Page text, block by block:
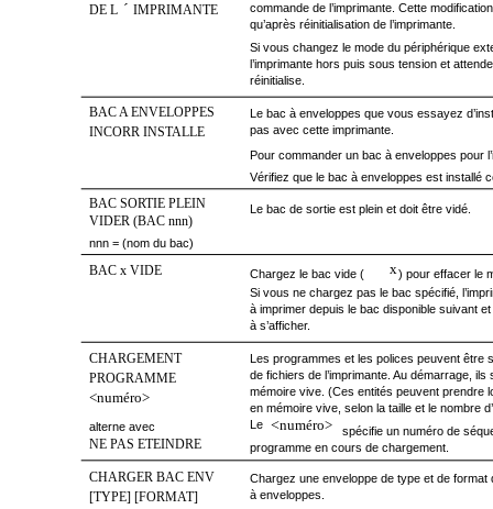
DE L ´ IMPRIMANTE
commande de l’imprimante. Cette
qu’après réinitialisation de l’imprimante.
Si vous changez le mode du périphérique
l’imprimante hors puis sous tension et
réinitialise.
BAC A ENVELOPPES
INCORR INSTALLE
Le bac à enveloppes que vous essayez
pas avec cette imprimante.
Pour commander un bac à enveloppes pour
Vérifiez que le bac à enveloppes est installé
BAC SORTIE PLEIN
VIDER (BAC nnn)
nnn = (nom du bac)
Le bac de sortie est plein et doit être vidé.
BAC x VIDE Chargez le bac vide ( x) pour effacer le
Si vous ne chargez pas le bac spécifié,
à imprimer depuis le bac disponible suivant
à s’afficher.
CHARGEMENT
PROGRAMME
<numéro>
alterne avec
NE PAS ETEINDRE
Les programmes et les polices peuvent être
de fichiers de l’imprimante. Au démarrage,
mémoire vive. (Ces entités peuvent prendre
en mémoire vive, selon la taille et le nombre
Le <numéro>
spécifie un numéro de
programme en cours de chargement.
CHARGER BAC ENV
[TYPE] [FORMAT]
Chargez une enveloppe de type et de format
à enveloppes.